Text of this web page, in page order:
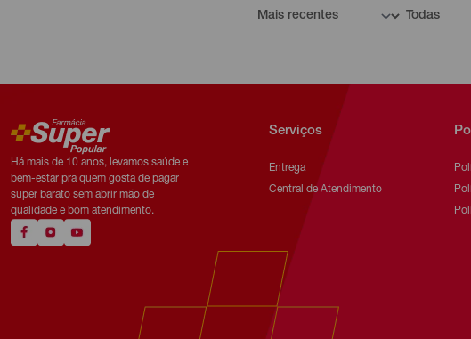
Há mais de 10 anos, levamos saúde e
bem-estar pra quem gosta de pagar
super barato sem abrir mão de
qualidade e bom atendimento.
Serviços
Entrega
Central de Atendimento